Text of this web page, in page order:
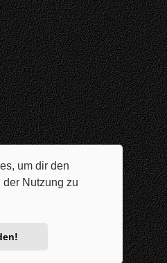
um dir den
Nutzung zu